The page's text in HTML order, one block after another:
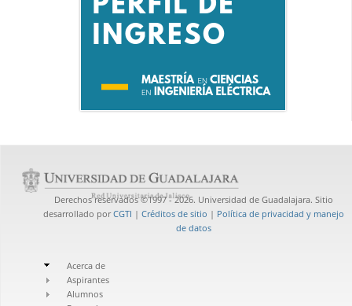
Derechos reservados ©1997 - 2026. Universidad de Guadalajara. Sitio
desarrollado porCGTI | Créditos de sitio | Política de privacidad y manejo
de datos
Acerca de
Aspirantes
Alumnos